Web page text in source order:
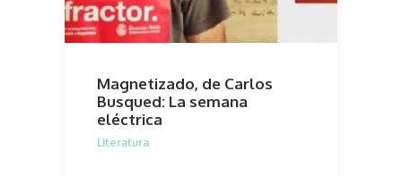
Magnetizado, de Carlos
Busqued: La semana
eléctrica
Literatura